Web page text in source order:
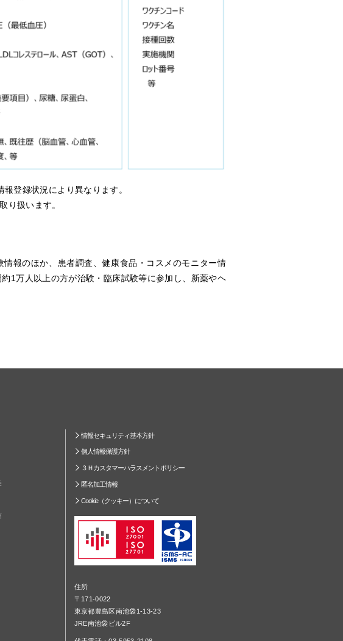
登録状況により異なります。
り扱います。
報のほか、患者調査、健康食品・コスメのモニター情
1万人以上の方が治験・臨床試験等に参加し、新薬やヘ
情報セキュリティ基本方針
個人情報保護方針
３Ｈカスタマーハラスメントポリシー
匿名加工情報
Cookie（クッキー）について
住所
〒171-0022
東京都豊島区南池袋1-13-23
JRE南池袋ビル2F